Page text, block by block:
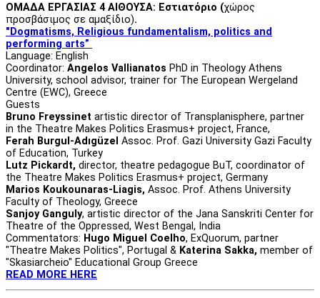
ΟΜΑΔΑ ΕΡΓΑΣΙΑΣ 4 ΑΙΘΟΥΣΑ: Εστιατόριο (χώρος
προσβάσιμος σε αμαξίδιο).
"Dogmatisms, Religious fundamentalism, politics and
performing arts”
Language: English
Coordinator: Angelos Vallianatos PhD in Theology Athens
University, school advisor, trainer for The European Wergeland
Centre (EWC), Greece
Guests
Bruno Freyssinet artistic director of Transplanisphere, partner
in the Theatre Makes Politics Erasmus+ project, France,
Ferah Burgul-Adıgüzel Assoc. Prof. Gazi University Gazi Faculty
of Education, Turkey
Lutz Pickardt, director, theatre pedagogue BuT, coordinator of
the Theatre Makes Politics Erasmus+ project, Germany
Marios Koukounaras-Liagis, Assoc. Prof. Athens University
Faculty of Theology, Greece
Sanjoy Ganguly, artistic director of the Jana Sanskriti Center for
Theatre of the Oppressed, West Bengal, India
Commentators: Hugo Miguel Coelho, ExQuorum, partner
"Theatre Makes Politics", Portugal & Katerina Sakka, member of
"Skasiarcheio" Educational Group Greece
READ MORE HERE